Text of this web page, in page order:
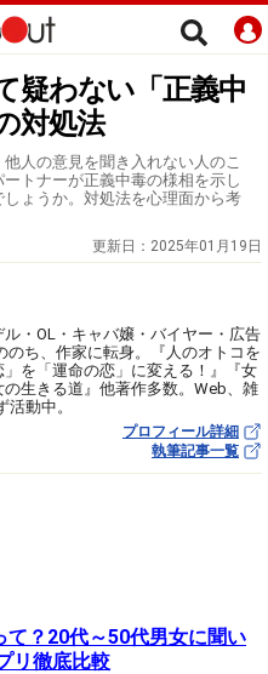
疑わない「正義中
対処法
人の意見を聞き入れない人のこ
トナーが正義中毒の様相を示し
ょうか。対処法を心理面から考
更新日： 2025年01月19日
・OL・キャバ嬢・バイヤー・広告
のち、作家に転身。『人のオトコを
を「運命の恋」に変える！』『女
生きる道』他著作多数。Web、雑
動中。
プロフィール詳細
執筆記事一覧
て？20代～50代男女に聞い
リ徹底比較